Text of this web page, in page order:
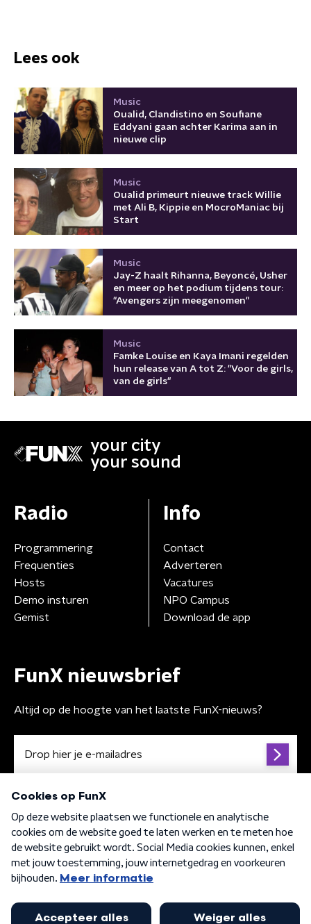
Lees ook
Music
Oualid, Clandistino en Soufiane
Eddyani gaan achter Karima aan in
nieuwe clip
Music
Oualid primeurt nieuwe track Willie
met Ali B, Kippie en MocroManiac bij
Start
Music
Jay-Z haalt Rihanna, Beyoncé, Usher
en meer op het podium tijdens tour:
"Avengers zijn meegenomen"
Music
Famke Louise en Kaya Imani regelden
hun release van A tot Z: "Voor de girls,
van de girls"
your city
your sound
Radio
Programmering
Frequenties
Hosts
Demo insturen
Gemist
Info
Contact
Adverteren
Vacatures
NPO Campus
Download de app
FunX nieuwsbrief
Altijd op de hoogte van het laatste FunX-nieuws?
Algemene voorwaarden Privacybeleid